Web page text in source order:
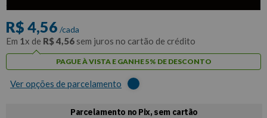
R$ 4,56 /cada
Em 1x de R$4,56 sem juros no cartão de crédito
PAGUE À VISTA E GANHE 5% DE DESCONTO
Ver opções de parcelamento